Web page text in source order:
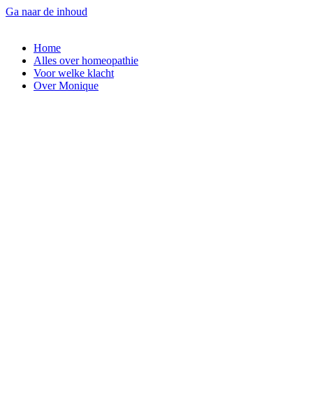
Ga naar de inhoud
Home
Alles over homeopathie
Voor welke klacht
Over Monique